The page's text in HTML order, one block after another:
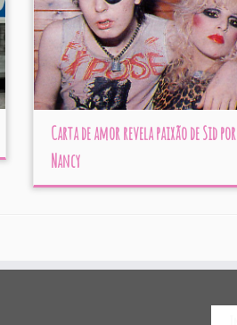
Carta de amor revela paixão de Sid por
Nancy